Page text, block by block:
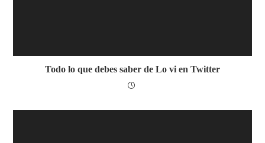
Todo lo que debes saber de Lo vi en Twitter